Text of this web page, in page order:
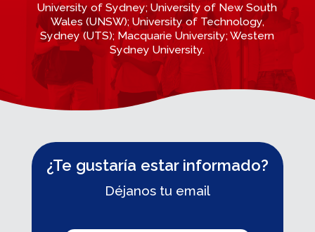
University of Sydney; University of New South
Wales (UNSW); University of Technology,
Sydney (UTS); Macquarie University; Western
Sydney University.
¿Te gustaría estar informado?
Déjanos tu email